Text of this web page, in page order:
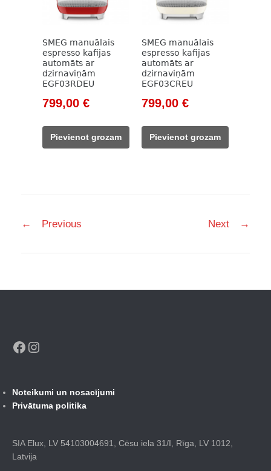
SMEG manuālais
espresso kafijas
automāts ar
dzirnaviņām
EGF03RDEU
Original
was:
911,00 €.
799,00 €Current
799,00 €.
Pievienot grozam
SMEG manuālais
espresso kafijas
automāts ar
dzirnaviņām
EGF03CREU
Original
was:
911,00 €.
799,00 €Current
799,00 €.
Pievienot grozam
navigation
← Previous Next →
Facebook
Noteikumi un nosacījumi
Privātuma politika
SIA Elux, LV 54103004691, Cēsu iela 31/I, Rīga, LV 1012,
Latvija